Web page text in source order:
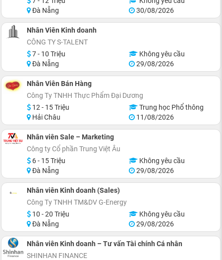
Đà Nẵng
30/08/2026
Nhân Viên Kinh doanh
CÔNG TY S-TALENT
7 - 10 Triệu
Không yêu cầu
Đà Nẵng
29/08/2026
Nhân Viên Bán Hàng
Công Ty TNHH Thực Phẩm Đại Dương
12 - 15 Triệu
Trung học Phổ thông
Hải Châu
11/08/2026
Nhân viên Sale – Marketing
Công ty Cổ phần Trung Việt Âu
6 - 15 Triệu
Không yêu cầu
Đà Nẵng
29/08/2026
Nhân viên Kinh doanh (Sales)
Công Ty TNHH TM&DV G-Energy
10 - 20 Triệu
Không yêu cầu
Đà Nẵng
29/08/2026
Nhân viên Kinh doanh – Tư vấn Tài chính Cá nhân
SHINHAN FINANCE